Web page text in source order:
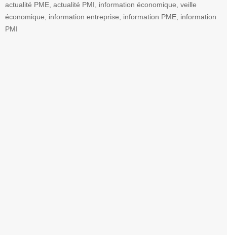
actualité PME, actualité PMI, information économique, veille
économique, information entreprise, information PME, information
PMI